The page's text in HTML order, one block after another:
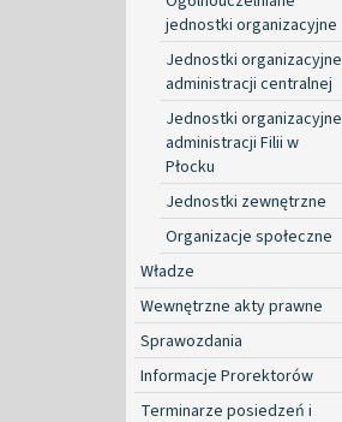
jednostki organizacyjne
Jednostki organizacyjne
administracji centralnej
Jednostki organizacyjne
administracji Filii w
Płocku
Jednostki zewnętrzne
Organizacje społeczne
Władze
Wewnętrzne akty prawne
Sprawozdania
Informacje Prorektorów
Terminarze posiedzeń i